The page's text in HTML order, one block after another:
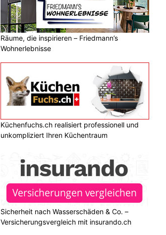
Räume, die inspirieren – Friedmann’s
Wohnerlebnisse
Küchenfuchs.ch realisiert professionell und
unkompliziert Ihren Küchentraum
Sicherheit nach Wasserschäden & Co. –
Versicherungsvergleich mit insurando.ch